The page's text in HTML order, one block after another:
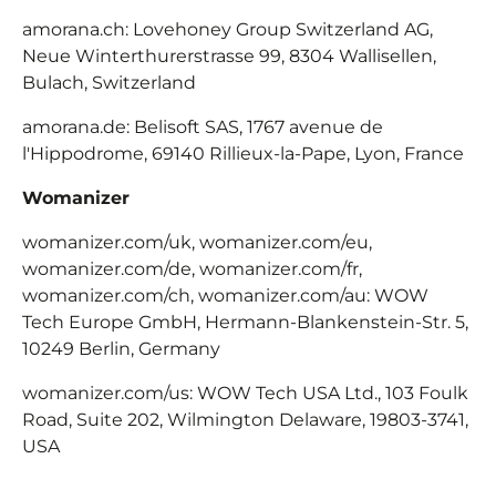
amorana.ch: Lovehoney Group Switzerland AG,
Neue Winterthurerstrasse 99, 8304 Wallisellen,
Bulach, Switzerland
amorana.de: Belisoft SAS, 1767 avenue de
l'Hippodrome, 69140 Rillieux-la-Pape, Lyon, France
Womanizer
womanizer.com/uk, womanizer.com/eu,
womanizer.com/de, womanizer.com/fr,
womanizer.com/ch, womanizer.com/au: WOW
Tech Europe GmbH, Hermann-Blankenstein-Str. 5,
10249 Berlin, Germany
womanizer.com/us: WOW Tech USA Ltd., 103 Foulk
Road, Suite 202, Wilmington Delaware, 19803-3741,
USA